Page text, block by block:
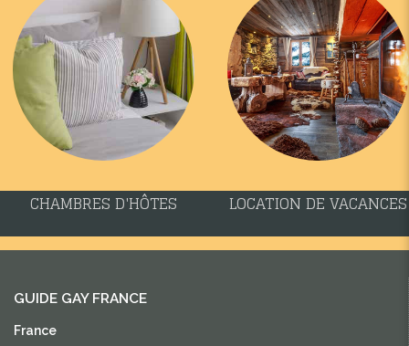
CHAMBRES D'HÔTES LOCATION DE VACANCES
GUIDE GAY FRANCE
France